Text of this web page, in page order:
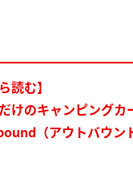
読む】
けのキャンピング
（アウトバウン